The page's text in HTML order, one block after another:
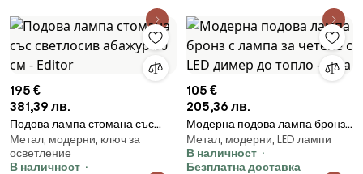
195 €
381,39 лв.
Подова лампа стомана със
светлосив абажур 50 см -
Editor
Метал, модерни, ключ за
осветление
В наличност
105 €
205,36 лв.
Модерна подова лампа бронз с
лампа за четене с LED димер до
топло - Diva
Метал, модерни, LED лампи
В наличност
Безплатна доставка